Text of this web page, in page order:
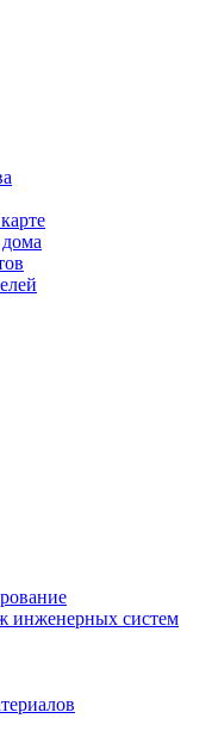
инженерных систем